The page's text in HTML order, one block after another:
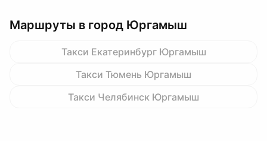
Маршруты в город Юргамыш
Такси Екатеринбург Юргамыш
Такси Тюмень Юргамыш
Такси Челябинск Юргамыш